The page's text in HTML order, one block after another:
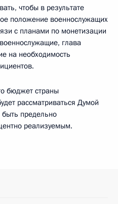
чтобы в результате
положение военнослужащих
с планами по монетизации
глава
на необходимость
бюджет страны
рассматриваться Думой
предельно
реализуемым.